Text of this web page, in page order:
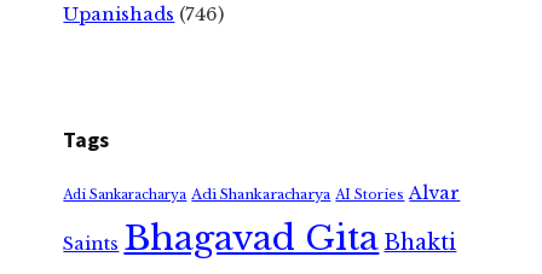
Upanishads (746)
Tags
Adi Sankaracharya Adi Shankaracharya AI Stories Alvar
Saints Bhagavad GitaBhakti